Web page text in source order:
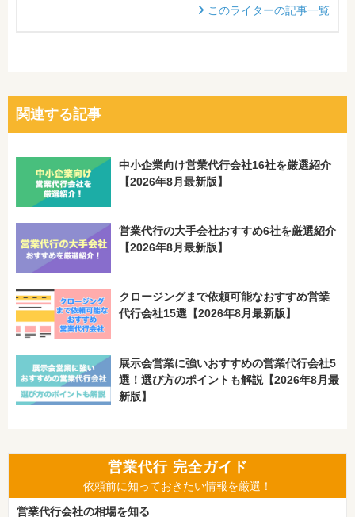
このライターの記事一覧
関連する記事
中小企業向け営業代行会社16社を厳選紹介
【2026年8月最新版】
営業代行の大手会社おすすめ6社を厳選紹介
【2026年8月最新版】
クロージングまで依頼可能なおすすめ営業
代行会社15選【2026年8月最新版】
展示会営業に強いおすすめの営業代行会社5
選！選び方のポイントも解説【2026年8月最
新版】
営業代行 完全ガイド
依頼前に知っておきたい情報を厳選！
営業代行会社の相場を知る